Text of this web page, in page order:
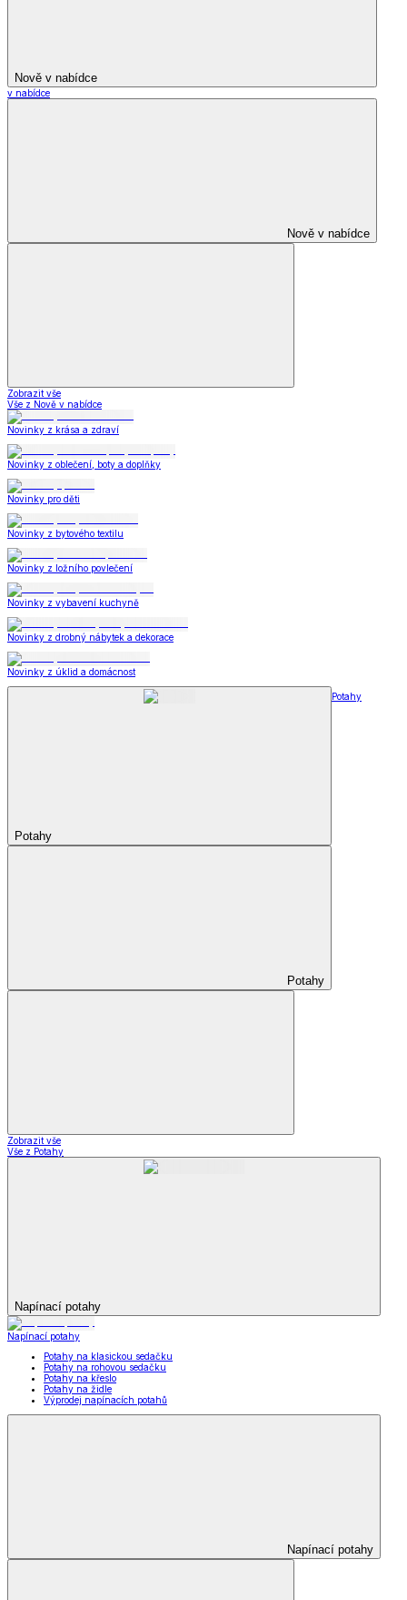
Nově v nabídce
v nabídce
Nově v nabídce
Zobrazit vše
Vše z Nově v nabídce
Novinky z krása a zdraví
Novinky z oblečení, boty a doplňky
Novinky pro děti
Novinky z bytového textilu
Novinky z ložního povlečení
Novinky z vybavení kuchyně
Novinky z drobný nábytek a dekorace
Novinky z úklid a domácnost
Potahy
Potahy
Potahy
Zobrazit vše
Vše z Potahy
Napínací potahy
Napínací potahy
Potahy na klasickou sedačku
Potahy na rohovou sedačku
Potahy na křeslo
Potahy na židle
Výprodej napínacích potahů
Napínací potahy